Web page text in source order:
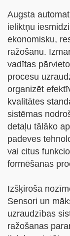
Augsta
ieliktņu
ekonomisku,
ražošanu.
vadītas
procesu
organizēt
kvalitātes
sistēmas
detaļu tālāko
padeves
vai citus
formēšanas
Izšķiroša
Sensori un
uzraudzības
ražošanas